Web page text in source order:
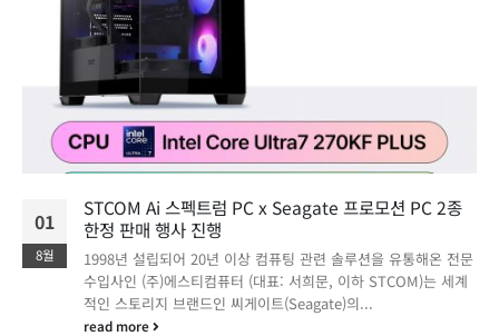
01
8월
STCOM Ai 스펙트럼 PC x Seagate 프로모션 PC 2종
한정 판매 행사 진행
1998년 설립되어 20년 이상 컴퓨팅 관련 솔루션을 유통해온 전문
수입사인 (주)에스티컴퓨터 (대표: 서희문, 이하 STCOM)는 세계
적인 스토리지 브랜드인 씨게이트(Seagate)의...
read more